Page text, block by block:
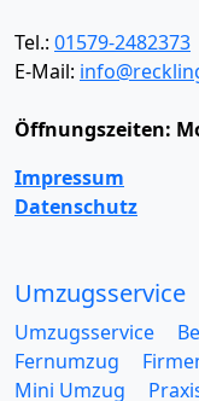
Tel.: 01579-2482373
E-Mail:
Öffnungszeiten:
Impressum
Datenschutz
Umzugsservice
Umzugsservice
Fernumzug
Mini Umzug